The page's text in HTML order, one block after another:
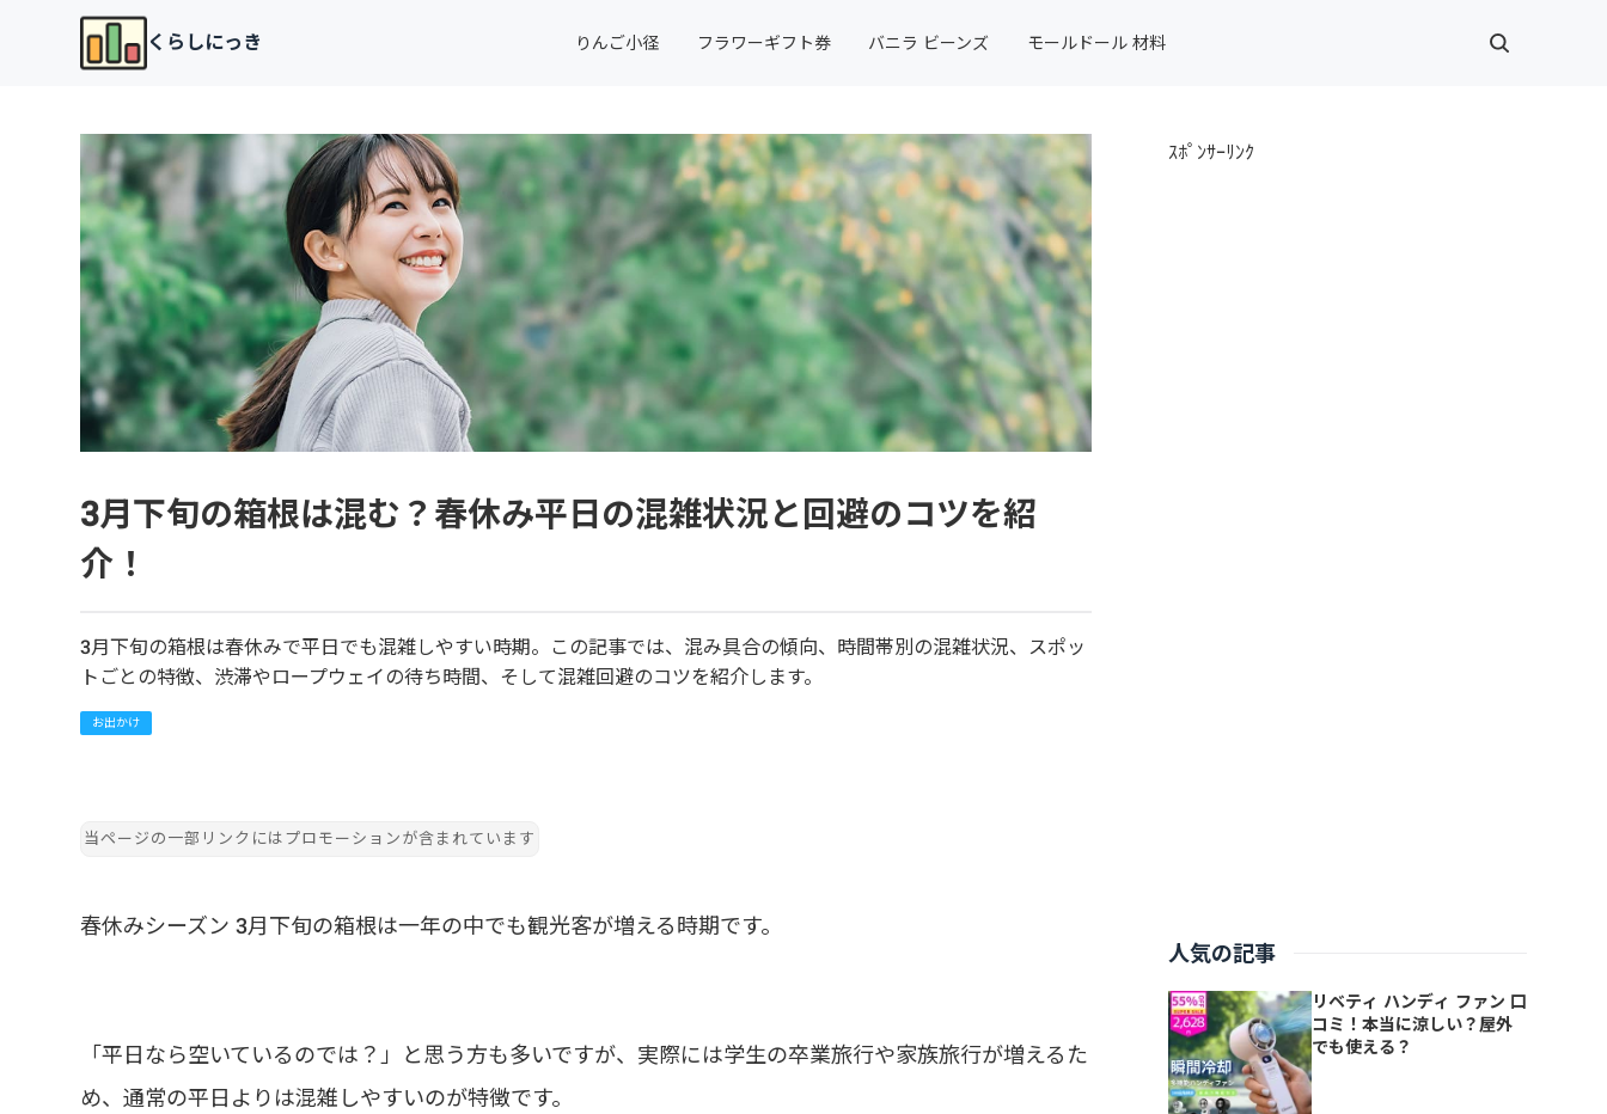
くらしにっき りんご小径 フラワーギフト券 バニラ ビーンズ モールドール 材料
3月下旬の箱根は混む？春休み平日の混雑状況と回避のコツを紹
介！
3月下旬の箱根は春休みで平日でも混雑しやすい時期。この記事では、混み具合の傾向、時間帯別の混雑状況、スポッ
トごとの特徴、渋滞やロープウェイの待ち時間、そして混雑回避のコツを紹介します。
お出かけ
春休みシーズン 3月下旬の箱根は一年の中でも観光客が増える時期です。
「平日なら空いているのでは？」と思う方も多いですが、実際には学生の卒業旅行や家族旅行が増えるた
め、通常の平日よりは混雑しやすいのが特徴です。
ｽﾎﾟﾝｻｰﾘﾝｸ
人気の記事
リベティ ハンディ ファン 口
コミ！本当に涼しい？屋外
でも使える？